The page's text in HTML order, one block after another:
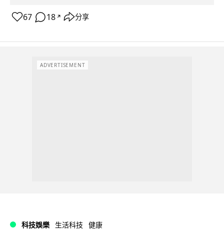
67 18 ↗ 分享
ADVERTISEMENT
科技娛樂 生活科技 健康